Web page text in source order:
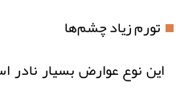
تورم زیاد چشم‌ها
این نوع عوارض بسیار